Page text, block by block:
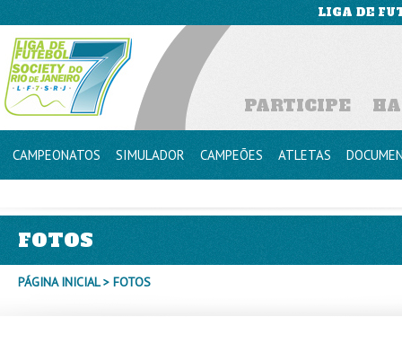
LIGA DE
PARTICIPE
CAMPEONATOS SIMULADOR CAMPEÕES ATLETAS
FOTOS
PÁGINA INICIAL> FOTOS